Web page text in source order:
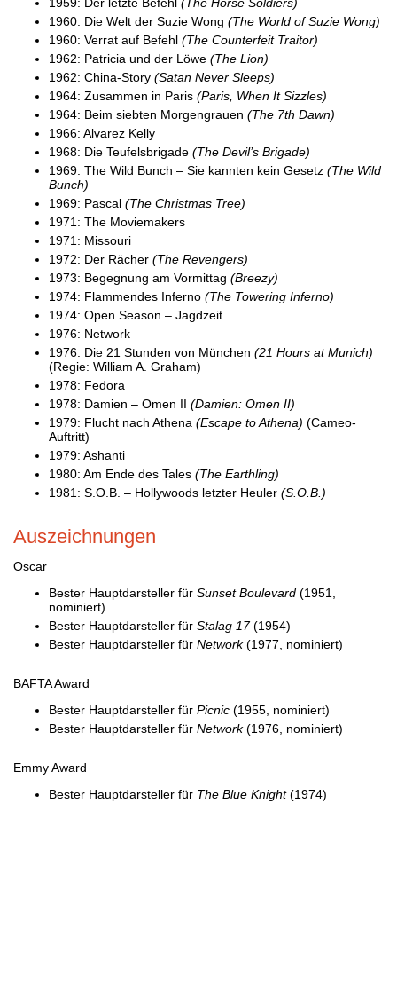
1960: Die Welt der Suzie Wong (The World of Suzie Wong)
1960: Verrat auf Befehl (The Counterfeit Traitor)
1962: Patricia und der Löwe (The Lion)
1962: China-Story (Satan Never Sleeps)
1964: Zusammen in Paris (Paris, When It Sizzles)
1964: Beim siebten Morgengrauen (The 7th Dawn)
1966: Alvarez Kelly
1968: Die Teufelsbrigade (The Devil’s Brigade)
1969: The Wild Bunch – Sie kannten kein Gesetz (The Wild
Bunch)
1969: Pascal (The Christmas Tree)
1971: The Moviemakers
1971: Missouri
1972: Der Rächer (The Revengers)
1973: Begegnung am Vormittag (Breezy)
1974: Flammendes Inferno (The Towering Inferno)
1974: Open Season – Jagdzeit
1976: Network
1976: Die 21 Stunden von München (21 Hours at Munich)
(Regie: William A. Graham)
1978: Fedora
1978: Damien – Omen II (Damien: Omen II)
1979: Flucht nach Athena (Escape to Athena) (Cameo-
Auftritt)
1979: Ashanti
1980: Am Ende des Tales (The Earthling)
1981: S.O.B. – Hollywoods letzter Heuler (S.O.B.)
Auszeichnungen
Oscar
Bester Hauptdarsteller für Sunset Boulevard (1951,
nominiert)
Bester Hauptdarsteller für Stalag 17(1954)
Bester Hauptdarsteller für Network(1977, nominiert)
BAFTA Award
Bester Hauptdarsteller für Picnic (1955, nominiert)
Bester Hauptdarsteller für Network(1976, nominiert)
Emmy Award
Bester Hauptdarsteller für The Blue Knight(1974)